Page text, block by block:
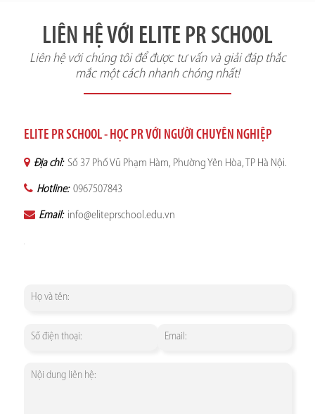
LIÊN HỆ VỚI ELITE PR SCHOOL
Liên hệ với chúng tôi để được tư vấn và giải đáp thắc
mắc một cách nhanh chóng nhất!
ELITE PR SCHOOL - HỌC PR VỚI NGƯỜI CHUYÊN NGHIỆP
Địa chỉ: Số 37 Phố Vũ Phạm Hàm, Phường Yên Hòa, TP Hà Nội.
Hotline: 0967507843
Email: info@eliteprschool.edu.vn